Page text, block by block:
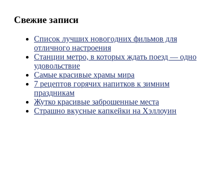
Свежие записи
Список лучших новогодних фильмов для
отличного настроения
Станции метро, в которых ждать поезд — одно
удовольствие
Самые красивые храмы мира
7 рецептов горячих напитков к зимним
праздникам
Жутко красивые заброшенные места
Страшно вкусные капкейки на Хэллоуин